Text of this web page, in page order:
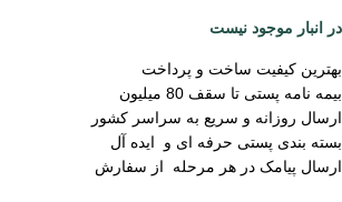
در انبار موجود نیست
بهترین کیفیت ساخت و پرداخت
بیمه نامه پستی تا سقف 80 میلیون
ارسال روزانه و سریع به سراسر کشور
بسته بندی پستی حرفه ای و ایده آل
ارسال پیامک در هر مرحله از سفارش